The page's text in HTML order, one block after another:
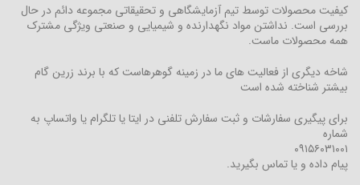
کیفیت محصولات توسط تیم آزمایشگاهی و تحقیقاتی مجموعه دائم در حال
بررسی است. نداشتن مواد نگهدارنده و شیمیایی و صنعتی ویژگی مشترک
همه محصولات ماست.
شاخه دیگری از فعالیت های ما در زمینه گوهرهاست که با برند زرین گام
بیشتر شناخته شده است
برای پیگیری سفارشات و ثبت سفارش تلفنی در ایتا یا تلگرام یا واتساپ به
شماره
۰۹۱۵۶۰۳۱۰۰۱
پیام داده و یا تماس بگیرید.